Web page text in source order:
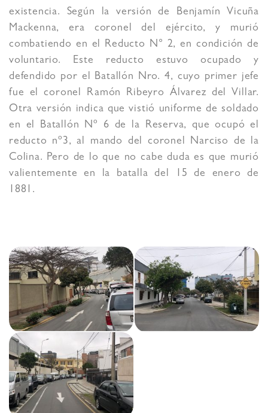
existencia. Según la versión de Benjamín Vicuña
Mackenna, era coronel del ejército, y murió
combatiendo en el Reducto N° 2, en condición de
voluntario. Este reducto estuvo ocupado y
defendido por el Batallón Nro. 4, cuyo primer jefe
fue el coronel Ramón Ribeyro Álvarez del Villar.
Otra versión indica que vistió uniforme de soldado
en el Batallón Nº 6 de la Reserva, que ocupó el
reducto nº3, al mando del coronel Narciso de la
Colina. Pero de lo que no cabe duda es que murió
valientemente en la batalla del 15 de enero de
1881.